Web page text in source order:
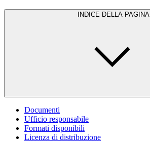
INDICE DELLA PAGINA
Documenti
Ufficio responsabile
Formati disponibili
Licenza di distribuzione